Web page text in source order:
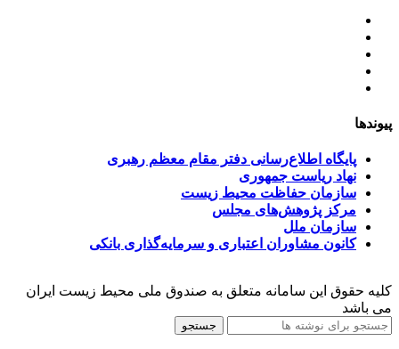
پیوندها
پایگاه اطلاع‌رسانی دفتر مقام معظم رهبری
نهاد ریاست جمهوری
سازمان حفاظت محیط زیست
مرکز پژوهش‌های مجلس
سازمان ملل
کانون مشاوران اعتباری و سرمایه‌گذاری بانکی
کلیه حقوق این سامانه متعلق به صندوق ملی محیط زیست ایران
می باشد
جستجو